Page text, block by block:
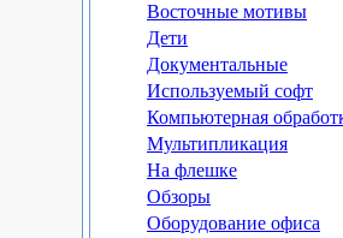
Восточные мотивы
Дети
Документальные
Используемый софт
Компьютерная
Мультипликация
На флешке
Обзоры
Оборудование офиса